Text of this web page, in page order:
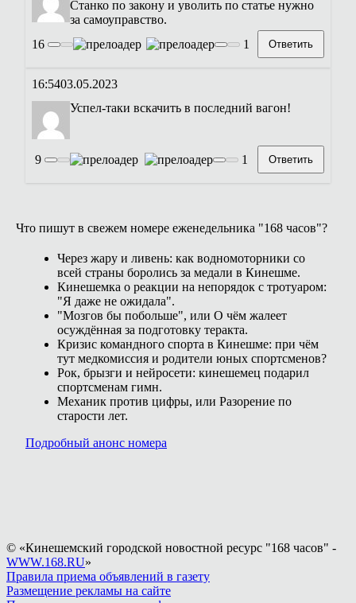
Станко по закону и уволить по статье нужно
за самоуправство.
16
1 Ответить
16:5403.05.2023
Успел-таки вскачить в последний вагон!
9 1 Ответить
Что пишут в свежем номере еженедельника "168 часов"?
Через жару и ливень: как водномоторники со
всей страны боролись за медали в Кинешме.
Кинешемка о реакции на непорядок с тротуаром:
"Я даже не ожидала".
"Мозгов бы побольше", или О чём жалеет
осуждённая за подготовку теракта.
Кризис командного спорта в Кинешме: при чём
тут медкомиссия и родители юных спортсменов?
Рок, брызги и нейросети: кинешемец подарил
спортсменам гимн.
Механик против цифры, или Разорение по
старости лет.
Подробный анонс номера
© «Кинешемский городской новостной ресурс "168 часов" -
WWW.168.RU»
Правила приема объявлений в газету
Размещение рекламы на сайте